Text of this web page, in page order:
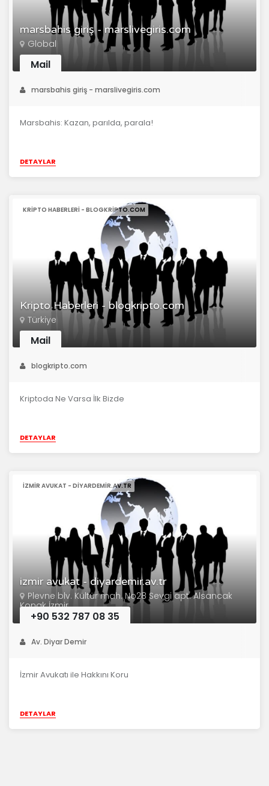
marsbahis giriş - marslivegiris.com
Global
Mail
marsbahis giriş - marslivegiris.com
Marsbahis: Kazan, parılda, parala!
DETAYLAR
Kripto Haberleri - blogkripto.com
KRIPTO HABERLERI - BLOGKRIPTO.COM
Türkiye
Mail
blogkripto.com
Kriptoda Ne Varsa İlk Bizde
DETAYLAR
izmir avukat - diyardemir.av.tr
IZMIR AVUKAT - DIYARDEMIR.AV.TR
Plevne blv. Kültür mah. No28 Sevgi apt. Alsancak
Konak İzmir
+90 532 787 08 35
Av. Diyar Demir
İzmir Avukatı ile Hakkını Koru
DETAYLAR